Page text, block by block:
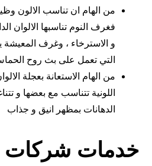
من الهام ان تناسب الالون
فغرف النوم تناسبها الالوان
و الاسترخاء ، وغرف المعيشة
التي تعمل على بث روح
من الهام الاستعانة بعجلة
اللونية تتناسب مع بعضها و
الدهانات بمظهر انيق و جذاب
خدمات شركات